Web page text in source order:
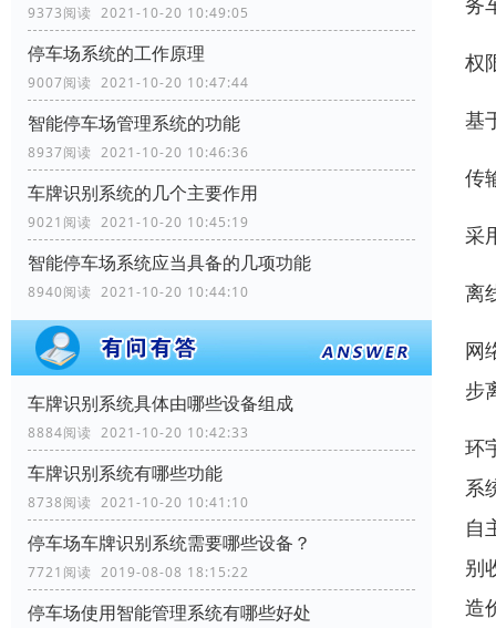
9373阅读 2021-10-20 10:49:05
停车场系统的工作原理
9007阅读 2021-10-20 10:47:44
智能停车场管理系统的功能
8937阅读 2021-10-20 10:46:36
车牌识别系统的几个主要作用
9021阅读 2021-10-20 10:45:19
智能停车场系统应当具备的几项功能
8940阅读 2021-10-20 10:44:10
车牌识别系统具体由哪些设备组成
8884阅读 2021-10-20 10:42:33
车牌识别系统有哪些功能
8738阅读 2021-10-20 10:41:10
停车场车牌识别系统需要哪些设备？
7721阅读 2019-08-08 18:15:22
停车场使用智能管理系统有哪些好处
权
基
传
采
离
网
步
环
系
自
别
造